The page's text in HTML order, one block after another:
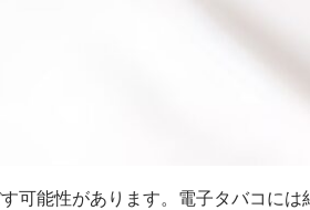
可能性があります。電子タバコに